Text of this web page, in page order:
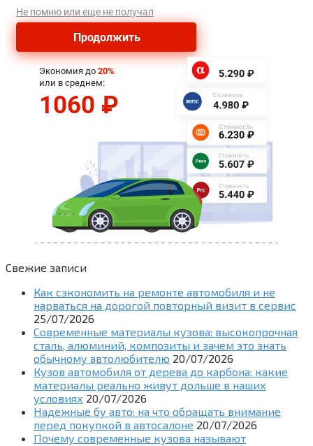
Свежие записи
Как сэкономить на ремонте автомобиля и не
нарваться на дорогой повторный визит в сервис
25/07/2026
Современные материалы кузова: высокопрочная
сталь, алюминий, композиты и зачем это знать
обычному автолюбителю 20/07/2026
Кузов автомобиля от дерева до карбона: какие
материалы реально живут дольше в наших
условиях 20/07/2026
Надежные бу авто: на что обращать внимание
перед покупкой в автосалоне 20/07/2026
Почему современные кузова называют